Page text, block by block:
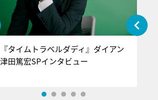
『タイムトラベルダディ』ダイアン
津田篤宏SPインタビュー